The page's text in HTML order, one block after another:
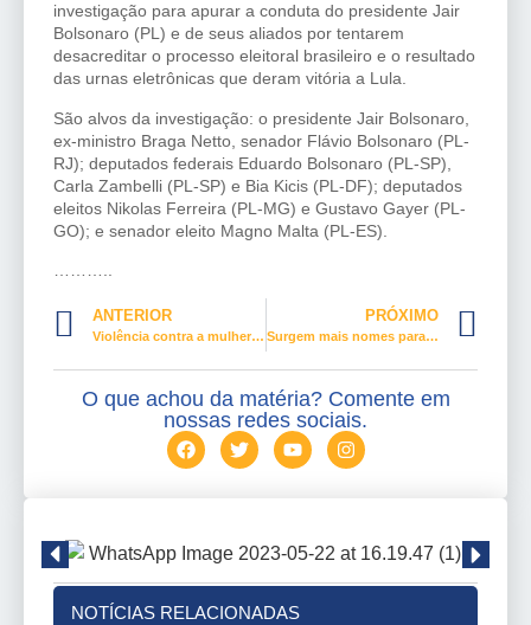
investigação para apurar a conduta do presidente Jair
Bolsonaro (PL) e de seus aliados por tentarem
desacreditar o processo eleitoral brasileiro e o resultado
das urnas eletrônicas que deram vitória a Lula.
São alvos da investigação: o presidente Jair Bolsonaro,
ex-ministro Braga Netto, senador Flávio Bolsonaro (PL-
RJ); deputados federais Eduardo Bolsonaro (PL-SP),
Carla Zambelli (PL-SP) e Bia Kicis (PL-DF); deputados
eleitos Nikolas Ferreira (PL-MG) e Gustavo Gayer (PL-
GO); e senador eleito Magno Malta (PL-ES).
ANTERIOR
Violência contra a mulher faz alerta ao próximo governo
PRÓXIMO
Surgem mais nomes para o ministério de Lula
O que achou da matéria? Comente em
nossas redes sociais.
NOTÍCIAS RELACIONADAS